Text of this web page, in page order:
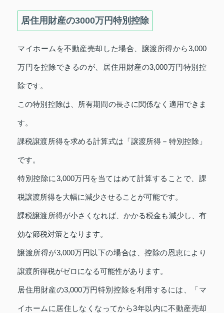
居住用財産の3000万円特別控除
マイホームを不動産売却した場合、譲渡所得から3,000
万円を控除できるのが、居住用財産の3,000万円特別控
除です。
この特別控除は、所有期間の長さに関係なく適用できま
す。
課税譲渡所得を求める計算式は「譲渡所得－特別控除」
です。
特別控除に3,000万円を当てはめて計算することで、課
税譲渡所得を大幅に減少させることが可能です。
課税譲渡所得が小さくなれば、かかる税金も減少し、有
効な節税対策となります。
譲渡所得が3,000万円以下の場合は、控除の恩恵により
譲渡所得税がゼロになる可能性があります。
居住用財産の3,000万円特別控除を利用するには、「マ
イホームに居住しなくなってから3年以内に不動産売却